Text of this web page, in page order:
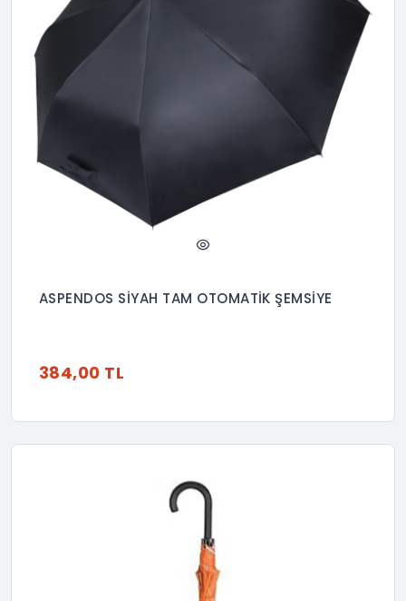
ASPENDOS SİYAH TAM OTOMATİK ŞEMSİYE
384,00 TL